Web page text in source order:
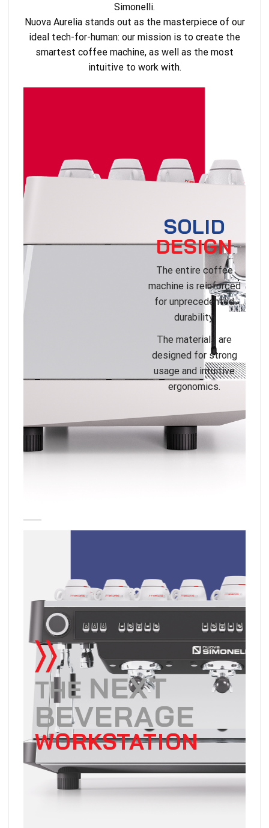
Simonelli.
Nuova Aurelia stands out as the masterpiece of our
ideal tech-for-human: our mission is to create the
smartest coffee machine, as well as the most
intuitive to work with.
SOLID
DESIGN
The entire coffee
machine is reinforced
for unprecedented
durability.
The materials are
designed for strong
usage and intuitive
ergonomics.
〉〉
THE NEXT
BEVERAGE
WORKSTATION